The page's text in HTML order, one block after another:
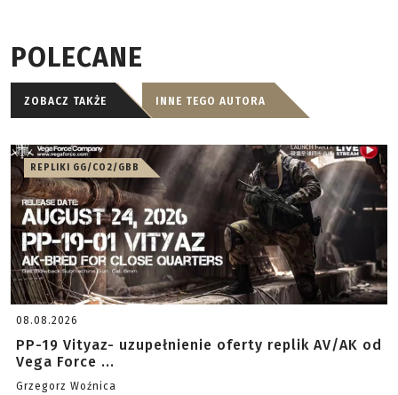
POLECANE
ZOBACZ TAKŻE INNE TEGO AUTORA
REPLIKI GG/CO2/GBB
08.08.2026
PP-19 Vityaz- uzupełnienie oferty replik AV/AK od
Vega Force ...
Grzegorz Woźnica